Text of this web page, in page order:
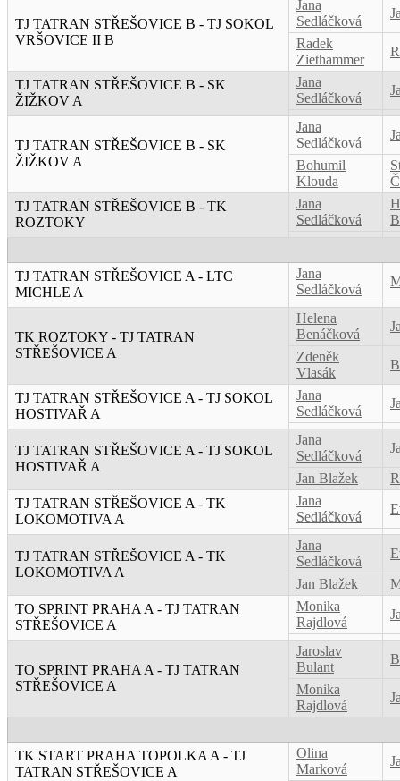
TJ TATRAN STŘEŠOVICE B - TJ SOKOL
VRŠOVICE II B
Jana
Sedláčková
Radek
Ziethammer
TJ TATRAN STŘEŠOVICE B - SK
ŽIŽKOV A
Jana
Sedláčková
TJ TATRAN STŘEŠOVICE B - SK
ŽIŽKOV A
Jana
Sedláčková
Bohumil
Klouda
TJ TATRAN STŘEŠOVICE B - TK
ROZTOKY
Jana
Sedláčková
TJ TATRAN STŘEŠOVICE A - LTC
MICHLE A
Jana
Sedláčková
TK ROZTOKY - TJ TATRAN
STŘEŠOVICE A
Helena
Benáčková
Zdeněk
Vlasák
TJ TATRAN STŘEŠOVICE A - TJ SOKOL
HOSTIVAŘ A
Jana
Sedláčková
TJ TATRAN STŘEŠOVICE A - TJ SOKOL
HOSTIVAŘ A
Jana
Sedláčková
Jan Blažek
TJ TATRAN STŘEŠOVICE A - TK
LOKOMOTIVA A
Jana
Sedláčková
TJ TATRAN STŘEŠOVICE A - TK
LOKOMOTIVA A
Jana
Sedláčková
Jan Blažek
TO SPRINT PRAHA A - TJ TATRAN
STŘEŠOVICE A
Monika
Rajdlová
TO SPRINT PRAHA A - TJ TATRAN
STŘEŠOVICE A
Jaroslav
Bulant
Monika
Rajdlová
TK START PRAHA TOPOLKA A - TJ
TATRAN STŘEŠOVICE A
Olina
Marková